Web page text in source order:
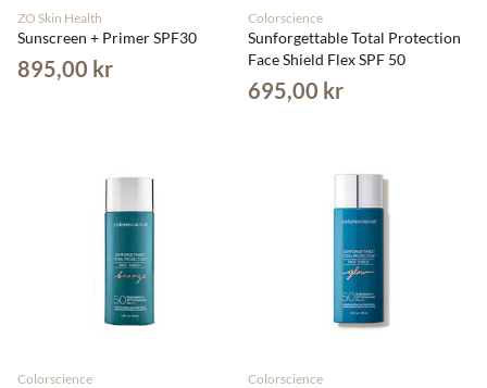
ZO Skin Health
Sunscreen + Primer SPF30
895,00 kr
Colorscience
Sunforgettable Total Protection
Face Shield Flex SPF 50
695,00 kr
Colorscience Colorscience